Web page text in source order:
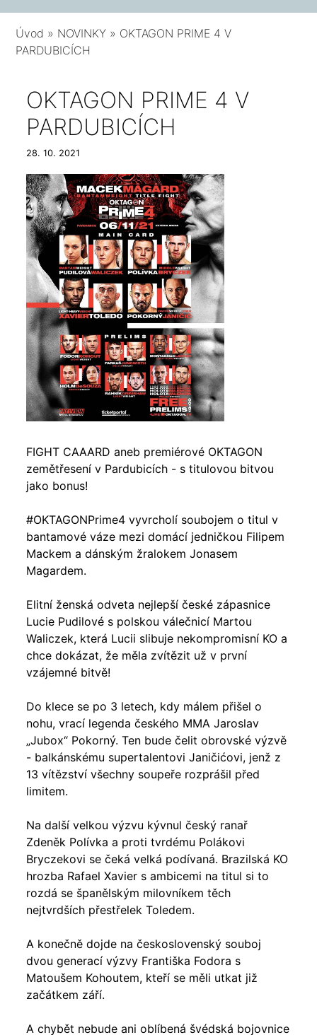
Úvod » NOVINKY » OKTAGON PRIME 4 V
PARDUBICÍCH
OKTAGON PRIME 4 V
PARDUBICÍCH
28. 10. 2021
FIGHT CAAARD aneb premiérové OKTAGON
zemětřesení v Pardubicích - s titulovou bitvou
jako bonus!
#OKTAGONPrime4 vyvrcholí soubojem o titul v
bantamové váze mezi domácí jedničkou Filipem
Mackem a dánským žralokem Jonasem
Magardem.
Elitní ženská odveta nejlepší české zápasnice
Lucie Pudilové s polskou válečnicí Martou
Waliczek, která Lucii slibuje nekompromisní KO a
chce dokázat, že měla zvítězit už v první
vzájemné bitvě!
Do klece se po 3 letech, kdy málem přišel o
nohu, vrací legenda českého MMA Jaroslav
„Jubox“ Pokorný. Ten bude čelit obrovské výzvě
- balkánskému supertalentovi Janičićovi, jenž z
13 vítězství všechny soupeře rozprášil před
limitem.
Na další velkou výzvu kývnul český ranař
Zdeněk Polívka a proti tvrdému Polákovi
Bryczekovi se čeká velká podívaná. Brazilská KO
hrozba Rafael Xavier s ambicemi na titul si to
rozdá se španělským milovníkem těch
nejtvrdších přestřelek Toledem.
A konečně dojde na československý souboj
dvou generací výzvy Františka Fodora s
Matoušem Kohoutem, kteří se měli utkat již
začátkem září.
A chybět nebude ani oblíbená švédská bojovnice